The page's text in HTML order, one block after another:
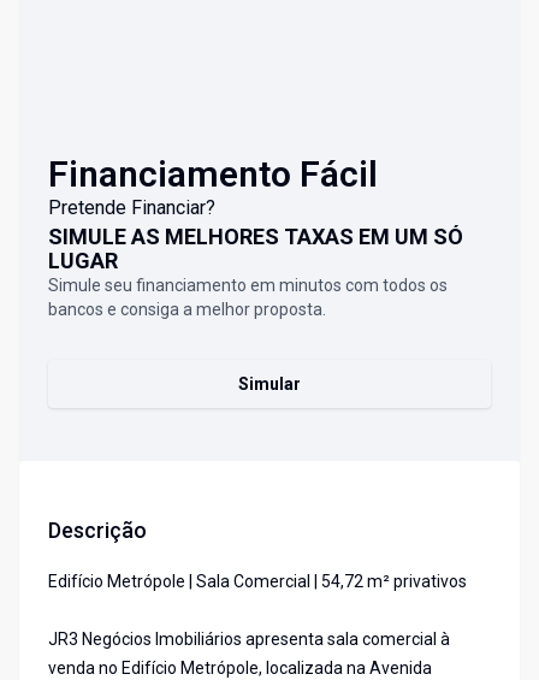
Financiamento Fácil
Pretende Financiar?
SIMULE AS MELHORES TAXAS EM UM SÓ
LUGAR
Simule seu financiamento em minutos com todos os
bancos e consiga a melhor proposta.
Simular
Descrição
Edifício Metrópole | Sala Comercial | 54,72 m² privativos
JR3 Negócios Imobiliários apresenta sala comercial à
venda no Edifício Metrópole, localizada na Avenida